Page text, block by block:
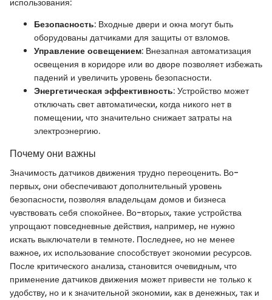
Безопасность: Входные двери и окна могут быть
оборудованы датчиками для защиты от взломов.
Управление освещением: Внезапная автоматизация
освещения в коридоре или во дворе позволяет избежать
падений и увеличить уровень безопасности.
Энергетическая эффективность: Устройство может
отключать свет автоматически, когда никого нет в
помещении, что значительно снижает затраты на
электроэнергию.
Почему они важны
Значимость датчиков движения трудно переоценить. Во-
первых, они обеспечивают дополнительный уровень
безопасности, позволяя владельцам домов и бизнеса
чувствовать себя спокойнее. Во-вторых, такие устройства
упрощают повседневные действия, например, не нужно
искать выключатели в темноте. Последнее, но не менее
важное, их использование способствует экономии ресурсов.
После критического анализа, становится очевидным, что
применение датчиков движения может привести не только к
удобству, но и к значительной экономии, как в денежных, так и